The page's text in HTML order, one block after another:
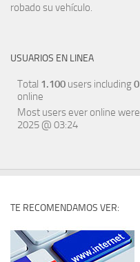
robado su vehículo.
USUARIOS EN LINEA
Total 1.100 users including0
online
Most users ever online were
2025 @ 03:24
TE RECOMENDAMOS VER: